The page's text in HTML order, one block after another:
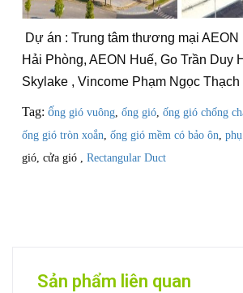
Dự án : Trung tâm thương mại AEON
Hải Phòng, AEON Huế, Go Trần Duy
Skylake , Vincome Phạm Ngọc Thạch
Tag: ống gió vuông, ống gió, ống gió chống
ống gió tròn xoắn, ống gió mềm có bảo ôn,
gió, cửa gió , Rectangular Duct
Sản phẩm liên quan